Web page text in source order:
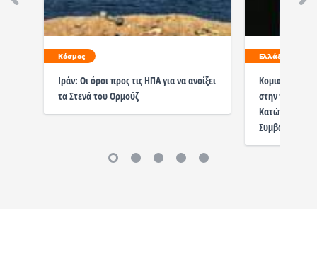
Κόσμος
Ιράν: Οι όροι προς τις ΗΠΑ για να ανοίξει
τα Στενά του Ορμούζ
Ελλάδα
Κομισιόν: Πώς
στην πρώτη
Κατώτατους
Συμβάσεις